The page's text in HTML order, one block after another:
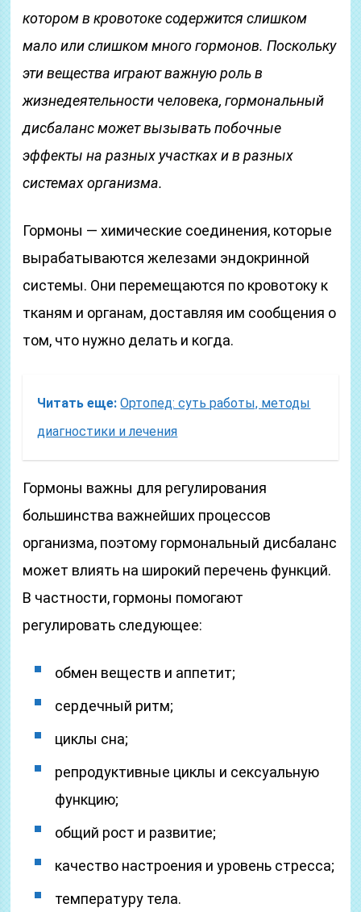
котором в кровотоке содержится слишком
мало или слишком много гормонов. Поскольку
эти вещества играют важную роль в
жизнедеятельности человека, гормональный
дисбаланс может вызывать побочные
эффекты на разных участках и в разных
системах организма.
Гормоны — химические соединения, которые
вырабатываются железами эндокринной
системы. Они перемещаются по кровотоку к
тканям и органам, доставляя им сообщения о
том, что нужно делать и когда.
Читать еще: Ортопед: суть работы, методы
диагностики и лечения
Гормоны важны для регулирования
большинства важнейших процессов
организма, поэтому гормональный дисбаланс
может влиять на широкий перечень функций.
В частности, гормоны помогают
регулировать следующее:
обмен веществ и аппетит;
сердечный ритм;
циклы сна;
репродуктивные циклы и сексуальную
функцию;
общий рост и развитие;
качество настроения и уровень стресса;
температуру тела.